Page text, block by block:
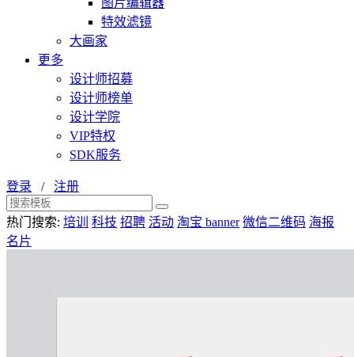
图片编辑器
特效滤镜
大画家
更多
设计师招募
设计师榜单
设计学院
VIP特权
SDK服务
登录 / 注册
热门搜索: 培训 科技 招聘 活动 淘宝 banner 微信二维码 海报
名片